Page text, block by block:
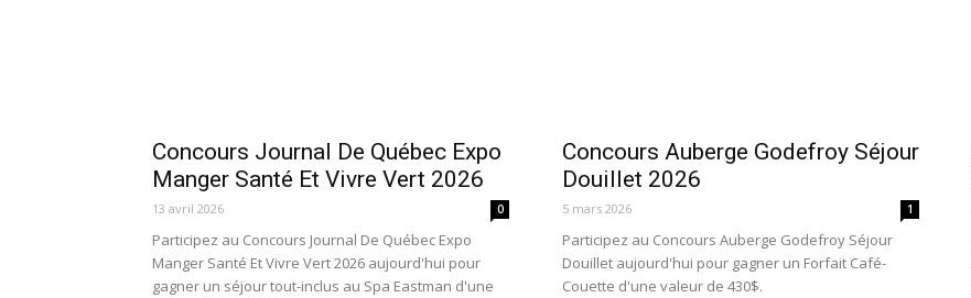
Concours Journal De Québec Expo
Manger Santé Et Vivre Vert 2026
13 avril 2026 0
Participez au Concours Journal De Québec Expo
Manger Santé Et Vivre Vert 2026 aujourd'hui pour
gagner un séjour tout-inclus au Spa Eastman d'une
Concours Auberge Godefroy Séjour
Douillet 2026
5 mars 2026 1
Participez au Concours Auberge Godefroy Séjour
Douillet aujourd'hui pour gagner un Forfait Café-
Couette d'une valeur de 430$.